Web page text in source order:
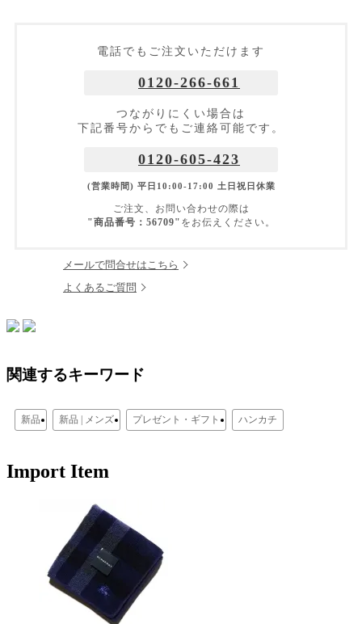
電話でもご注文いただけます
0120-266-661
つながりにくい場合は
下記番号からでもご連絡可能です。
0120-605-423
(営業時間) 平日10:00-17:00 土日祝日休業
ご注文、お問い合わせの際は
"商品番号：56709" をお伝えください。
メールで問合せはこちら
よくあるご質問
関連するキーワード
新品 新品 | メンズ プレゼント・ギフト ハンカチ
Import Item